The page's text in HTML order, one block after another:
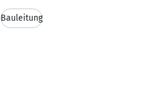
Bauleitung